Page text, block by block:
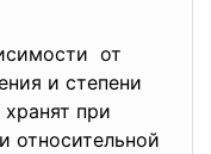
от
и степени
при
относительной